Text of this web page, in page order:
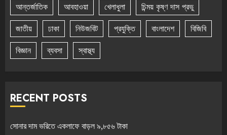
আন্তর্জাতিক
আবহাওয়া খেলাধুলা
চিন্ময় কৃষ্ণ দাস প্রভু
জাতীয়
ঢাকা নিউজবিট প্রযুক্তি বাংলাদেশ
বিজিবি
বিজ্ঞান
ব্যবসা স্বাস্থ্য
RECENT POSTS
সোনার দাম ভরিতে একলাফে বাড়ল ৯,৮৫৬ টাকা